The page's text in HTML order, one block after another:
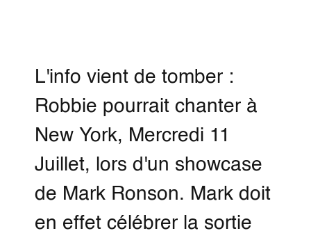
L'info vient de tomber :
Robbie pourrait chanter à
New York, Mercredi 11
Juillet, lors d'un showcase
de Mark Ronson. Mark doit
en effet célébrer la sortie